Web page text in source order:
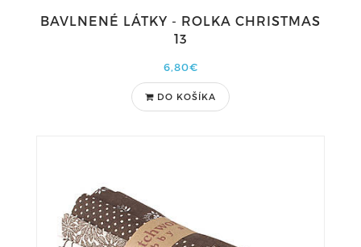
BAVLNENÉ LÁTKY - ROLKA CHRISTMAS
13
6,80€
DO KOŠÍKA